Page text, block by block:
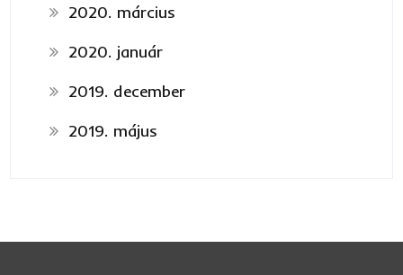
2020. március
2020. január
2019. december
2019. május